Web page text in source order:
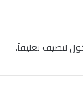
لتضيف تعليقاً.